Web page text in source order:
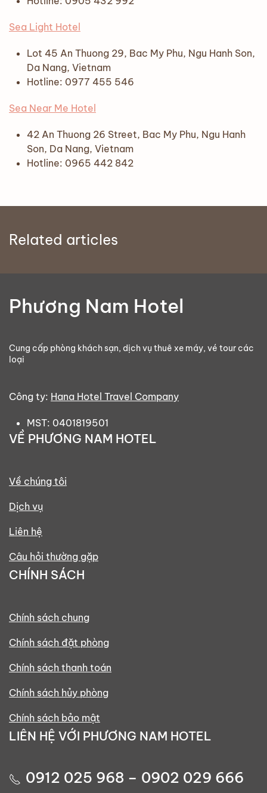
Sea Light Hotel
Lot 45 An Thuong 29, Bac My Phu, Ngu Hanh Son,
Da Nang, Vietnam
Hotline: 0977 455 546
Sea Near Me Hotel
42 An Thuong 26 Street, Bac My Phu, Ngu Hanh
Son, Da Nang, Vietnam
Hotline: 0965 442 842
Related articles
Phương Nam Hotel
Cung cấp phòng khách sạn, dịch vụ thuê xe máy, vé tour các
loại
Công ty: Hana Hotel Travel Company
MST: 0401819501
VỀ PHƯƠNG NAM HOTEL
Về chúng tôi
Dịch vụ
Liên hệ
Câu hỏi thường gặp
CHÍNH SÁCH
Chính sách chung
Chính sách đặt phòng
Chính sách thanh toán
Chính sách hủy phòng
Chính sách bảo mật
LIÊN HỆ VỚI PHƯƠNG NAM HOTEL
0912 025 968 – 0902 029 666